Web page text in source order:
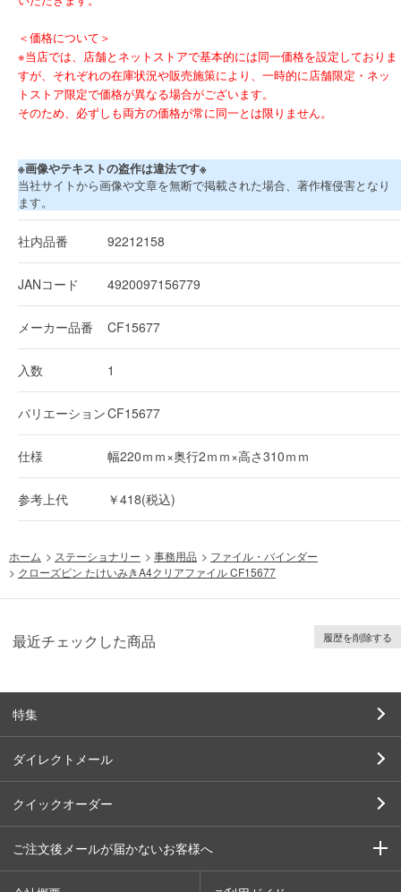
＜価格について＞
※当店では、店舗とネットストアで基本的には同一価格を設定しておりま
すが、それぞれの在庫状況や販売施策により、一時的に店舗限定・ネッ
トストア限定で価格が異なる場合がございます。
そのため、必ずしも両方の価格が常に同一とは限りません。
※画像やテキストの盗作は違法です※
当社サイトから画像や文章を無断で掲載された場合、著作権侵害となり
ます。
社内品番 92212158
JANコード 4920097156779
メーカー品番 CF15677
入数 1
バリエーションCF15677
仕様 幅220ｍｍ×奥行2ｍｍ×高さ310ｍｍ
参考上代 ￥418(税込)
ホーム > ステーショナリー > 事務用品 > ファイル・バインダー
> クローズピン たけいみきA4クリアファイル CF15677
最近チェックした商品 履歴を削除する
特集
ダイレクトメール
クイックオーダー
ご注文後メールが届かないお客様へ